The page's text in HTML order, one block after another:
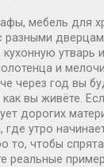
, мебель для
разными
и
через год вы
как вы живёте.
дорогих
утро
то, чтобы
реальные